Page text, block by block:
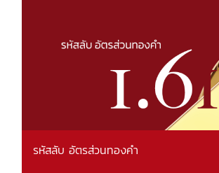
รหัสลับ อัตรส่วนทองคำ